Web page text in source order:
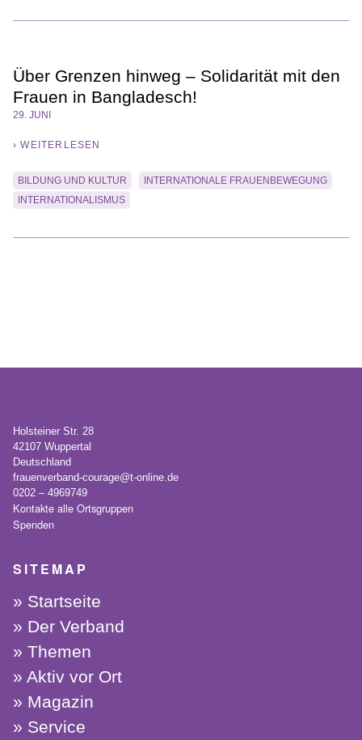
Über Grenzen hinweg – Solidarität mit den
Frauen in Bangladesch!
29. JUNI
› WEITERLESEN
BILDUNG UND KULTUR
INTERNATIONALE FRAUENBEWEGUNG
INTERNATIONALISMUS
Holsteiner Str. 28
42107 Wuppertal
Deutschland
frauenverband-courage@t-online.de
0202 – 4969749
Kontakte alle Ortsgruppen
Spenden
SITEMAP
Startseite
Der Verband
Themen
Aktiv vor Ort
Magazin
Service